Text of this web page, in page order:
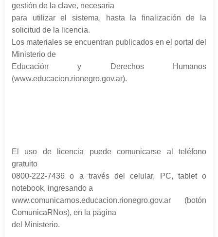
gestión de la clave, necesaria
para utilizar el sistema, hasta la finalización de la
solicitud de la licencia.
Los materiales se encuentran publicados en el portal del
Ministerio de
Educación y Derechos Humanos
(www.educacion.rionegro.gov.ar).
El uso de licencia puede comunicarse al teléfono
gratuito
0800-222-7436 o a través del celular, PC, tablet o
notebook, ingresando a
www.comunicarnos.educacion.rionegro.gov.ar (botón
ComunicaRNos), en la página
del Ministerio.